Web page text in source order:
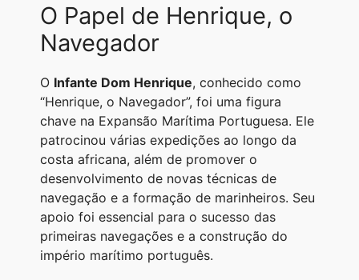
O Papel de Henrique, o
Navegador
O Infante Dom Henrique, conhecido como
“Henrique, o Navegador”, foi uma figura
chave na Expansão Marítima Portuguesa. Ele
patrocinou várias expedições ao longo da
costa africana, além de promover o
desenvolvimento de novas técnicas de
navegação e a formação de marinheiros. Seu
apoio foi essencial para o sucesso das
primeiras navegações e a construção do
império marítimo português.